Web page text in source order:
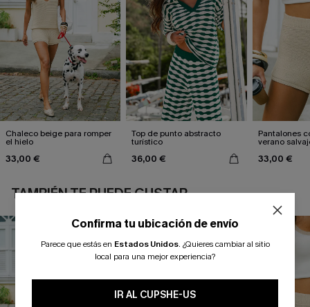
Chaleco beige para romper
el hielo
33,00 €
Top de punto abstracto
turístico
36,00 €
Pantalones
verano
33,00 €
TAMBIÉN TE PUEDE GUSTAR
Confirma tu ubicación de envío
Parece que estás en Estados Unidos. ¿Quieres cambiar al sitio
local para una mejor experiencia?
IR AL CUPSHE-US